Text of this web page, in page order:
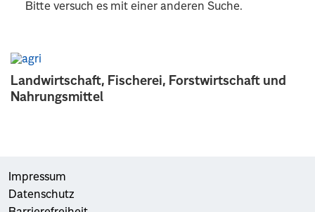
Landwirtschaft, Fischerei, Forstwirtschaft und
Nahrungsmittel
Bitte versuch es mit einer anderen Suche.
Impressum
Datenschutz